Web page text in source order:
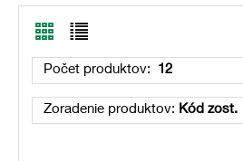
Počet produktov: 12
Zoradenie produktov: Kód zost.